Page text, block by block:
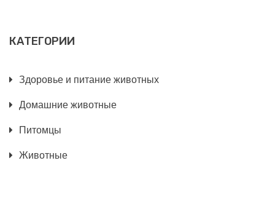
КАТЕГОРИИ
Здоровье и питание животных
Домашние животные
Питомцы
Животные